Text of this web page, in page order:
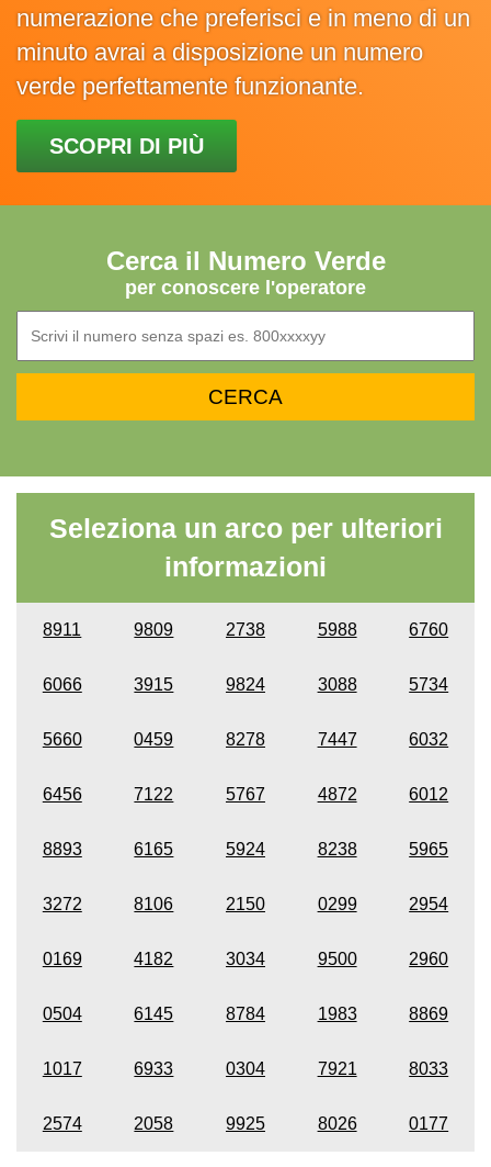
numerazione che preferisci e in meno di un
minuto avrai a disposizione un numero
verde perfettamente funzionante.
SCOPRI DI PIÙ
Cerca il Numero Verde
per conoscere l'operatore
Seleziona un arco per ulteriori
informazioni
8911 9809 2738 5988 6760
6066 3915 9824 3088 5734
5660 0459 8278 7447 6032
6456 7122 5767 4872 6012
8893 6165 5924 8238 5965
3272 8106 2150 0299 2954
0169 4182 3034 9500 2960
0504 6145 8784 1983 8869
1017 6933 0304 7921 8033
2574 2058 9925 8026 0177